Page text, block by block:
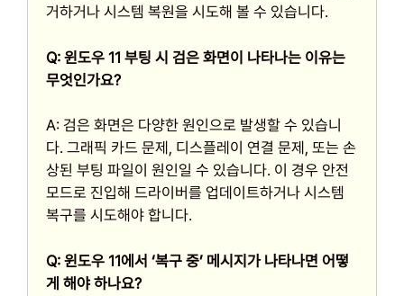
거하거나 시스템 복원을 시도해 볼 수 있습니다.
Q: 윈도우 11 부팅 시 검은 화면이 나타나는 이유는
무엇인가요?
A: 검은 화면은 다양한 원인으로 발생할 수 있습니
다. 그래픽 카드 문제, 디스플레이 연결 문제, 또는 손
상된 부팅 파일이 원인일 수 있습니다. 이 경우 안전
모드로 진입해 드라이버를 업데이트하거나 시스템
복구를 시도해야 합니다.
Q: 윈도우 11에서 ‘복구 중’ 메시지가 나타나면 어떻
게 해야 하나요?